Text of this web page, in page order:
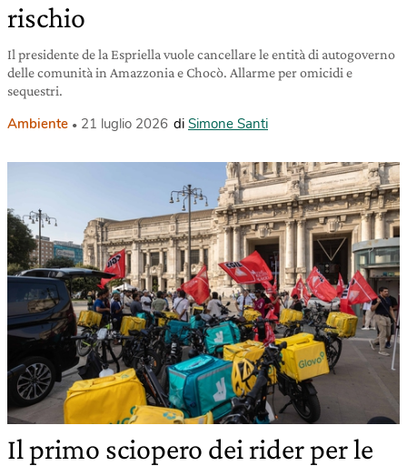
rischio
Il presidente de la Espriella vuole cancellare le entità di autogoverno
delle comunità in Amazzonia e Chocò. Allarme per omicidi e
sequestri.
Ambiente 21 luglio 2026 di Simone Santi
Il primo sciopero dei rider per le